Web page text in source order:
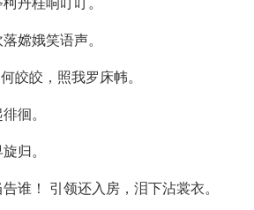
嫦娥笑语声。
皎皎，照我罗床帏。
徊。
归。
谁！ 引领还入房，泪下沾裳衣。